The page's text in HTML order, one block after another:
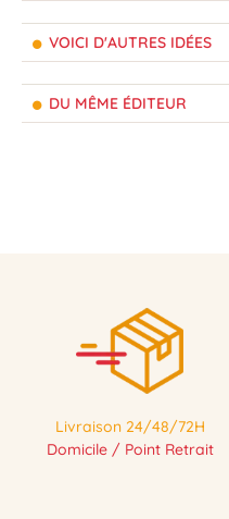
VOICI D'AUTRES IDÉES
DU MÊME ÉDITEUR
Livraison 24/48/72H
Domicile / Point Retrait